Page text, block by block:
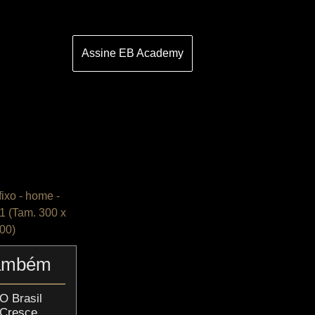
Assine EB Academy
O Brasil